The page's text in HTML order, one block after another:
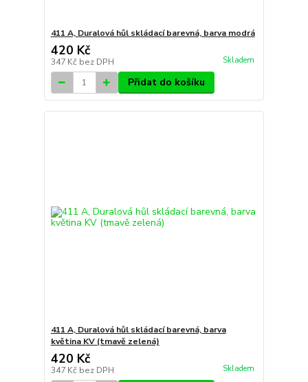
411 A, Duralová hůl skládací barevná, barva modrá
420 Kč
347 Kč bez DPH Skladem
Přidat do košíku
411 A, Duralová hůl skládací barevná, barva
květina KV (tmavě zelená)
420 Kč
347 Kč bez DPH Skladem